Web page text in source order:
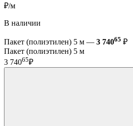
₽/м
В наличии
Пакет (полиэтилен) 5 м — 3 74065 ₽
Пакет (полиэтилен) 5 м
3 74065₽